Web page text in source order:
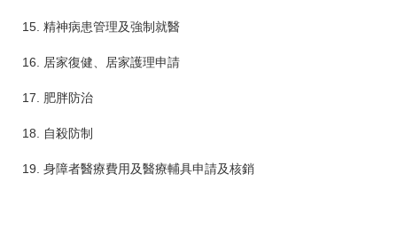
15. 精神病患管理及強制就醫
16. 居家復健、居家護理申請
17. 肥胖防治
18. 自殺防制
19. 身障者醫療費用及醫療輔具申請及核銷